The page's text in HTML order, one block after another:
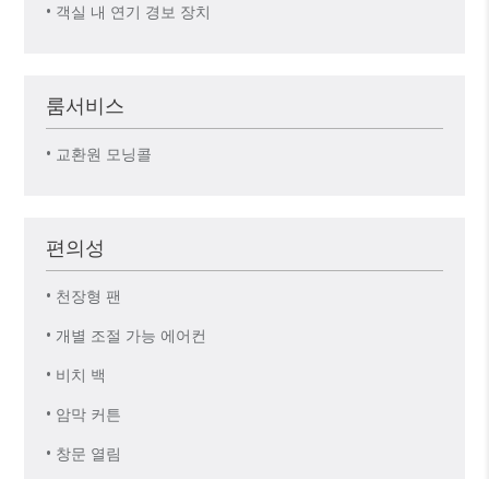
• 객실 내 연기 경보 장치
룸서비스
• 교환원 모닝콜
편의성
• 천장형 팬
• 개별 조절 가능 에어컨
• 비치 백
• 암막 커튼
• 창문 열림